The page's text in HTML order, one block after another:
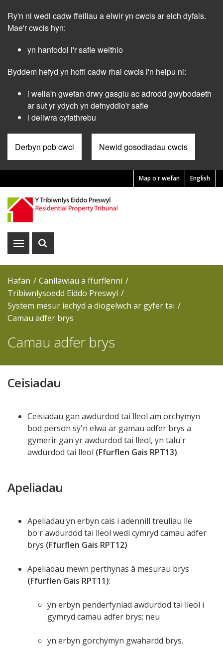
main
Ry'n ni wedi cadw ffeiliau a elwir yn cwcis ar eich dyfais.
Mae'r cwcis hyn:
yn hanfodol i'r safle weithio
Byddem hefyd yn hoffi cadw rhai cwcis i'n helpu ni:
i wella'n gwefan drwy gasglu ac adrodd gwybodaeth
ar sut yr ydych yn defnyddio'r safle
i deilwra cyfathrebu
Derbyn pob cwci Newid gosodiadau cwcis
English
Pre
Header
Menu
Map o'r wefan
DangosDangos
Hafan
Canllawiau a ffurflenni
Tribiwnlysoedd Eiddo Preswyl
System mesur iechyd a diogelwch ar gyfer tai
Camau adfer brys
Camau adfer brys
Ceisiadau
Ceisiadau gan awdurdod tai lleol am orchymyn
bod person sy'n elwa ar gamau adfer brys a
gymerir gan yr awdurdod tai lleol, yn talu'r
awdurdod tai lleol (Ffurflen Gais RPT13).
Apeliadau
Apeliadau yn erbyn cais i adennill treuliau lle
bo'r awdurdod tai lleol wedi cymryd camau adfer
brys (Ffurflen Gais RPT12)
Apeliadau mewn perthynas â mesurau brys
(Ffurflen Gais RPT11):
yn erbyn penderfyniad awdurdod tai lleol i
gymryd camau adfer brys; neu
yn erbyn gorchymyn gwahardd brys.